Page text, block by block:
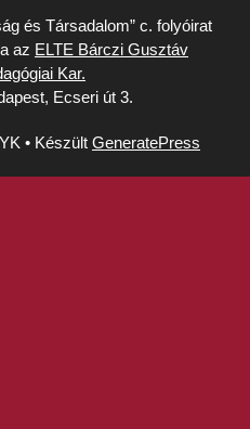
és Társadalom” c. folyóirat
az ELTE Bárczi Gusztáv
Kar.
Ecseri út 3.
• Készült GeneratePress